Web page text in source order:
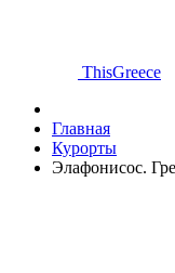
ThisGreece
Главная
Курорты
Элафонисос.